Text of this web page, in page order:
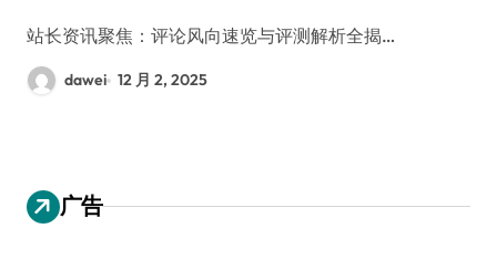
站长资讯聚焦：评论风向速览与评测解析全揭…
dawei 12 月 2, 2025
广告